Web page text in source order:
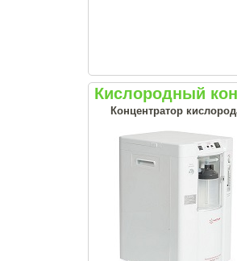
Кислородный
Концентратор